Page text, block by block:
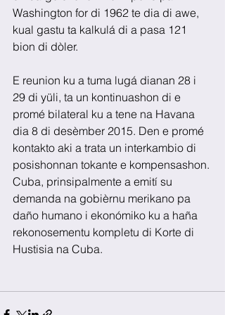
Washington for di 1962 te dia di awe,
kual gastu ta kalkulá di a pasa 121
bion di dòler.
E reunion ku a tuma lugá dianan 28 i
29 di yüli, ta un kontinuashon di e
promé bilateral ku a tene na Havana
dia 8 di desèmber 2015. Den e promé
kontakto aki a trata un interkambio di
posishonnan tokante e kompensashon.
Cuba, prinsipalmente a emití su
demanda na gobièrnu merikano pa
daño humano i ekonómiko ku a haña
rekonosementu kompletu di Korte di
Hustisia na Cuba.